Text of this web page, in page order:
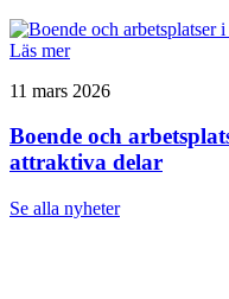
Läs mer
11 mars 2026
Boende och
attraktiva delar
Se alla nyheter